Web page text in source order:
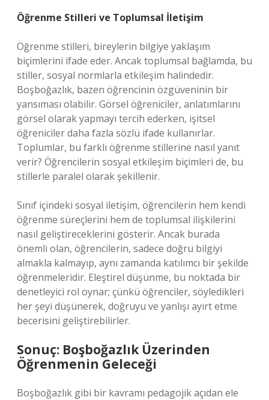
Öğrenme Stilleri ve Toplumsal İletişim
Öğrenme stilleri, bireylerin bilgiye yaklaşım
biçimlerini ifade eder. Ancak toplumsal bağlamda, bu
stiller, sosyal normlarla etkileşim halindedir.
Boşboğazlık, bazen öğrencinin özgüveninin bir
yansıması olabilir. Görsel öğreniciler, anlatımlarını
görsel olarak yapmayı tercih ederken, işitsel
öğreniciler daha fazla sözlü ifade kullanırlar.
Toplumlar, bu farklı öğrenme stillerine nasıl yanıt
verir? Öğrencilerin sosyal etkileşim biçimleri de, bu
stillerle paralel olarak şekillenir.
Sınıf içindeki sosyal iletişim, öğrencilerin hem kendi
öğrenme süreçlerini hem de toplumsal ilişkilerini
nasıl geliştireceklerini gösterir. Ancak burada
önemli olan, öğrencilerin, sadece doğru bilgiyi
almakla kalmayıp, aynı zamanda katılımcı bir şekilde
öğrenmeleridir. Eleştirel düşünme, bu noktada bir
denetleyici rol oynar; çünkü öğrenciler, söyledikleri
her şeyi düşünerek, doğruyu ve yanlışı ayırt etme
becerisini geliştirebilirler.
Sonuç: Boşboğazlık Üzerinden
Öğrenmenin Geleceği
Boşboğazlık gibi bir kavramı pedagojik açıdan ele